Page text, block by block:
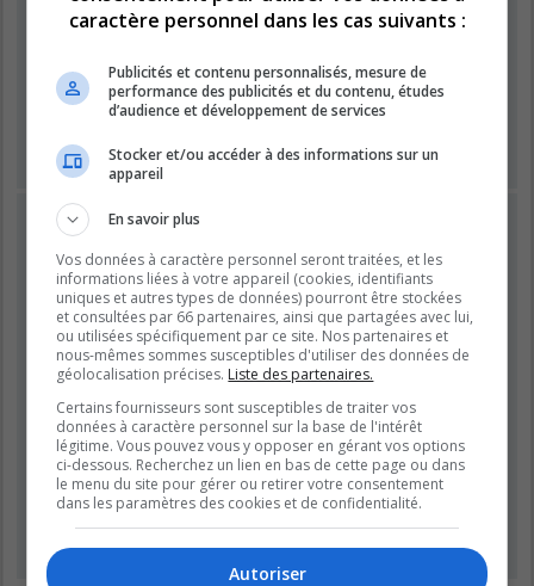
Se souvenir de moi
Masquer ma présence lors de cette session
INSCRIPTION
Vous devez être inscrit avant de pouvoir vous connecter.
L’inscription est rapide et vous offre de nombreux avantages.
Les administrateurs du forum peuvent accorder des
fonctionnalités supplémentaires aux utilisateurs inscrits. Avant
de vous inscrire, assurez-vous d’avoir pris connaissance de
nos conditions d’utilisation et de notre politique de
consulter attentivement toutes les règles du forum lors de votre
navigation.
Conditions d’utilisation| Politique de confidentialité
caractère personnel dans les cas suivants :
Publicités et contenu personnalisés, mesure de
performance des publicités et du contenu, études
d’audience et développement de services
Stocker et/ou accéder à des informations sur un
appareil
En savoir plus
Vos données à caractère personnel seront traitées, et les
informations liées à votre appareil (cookies, identifiants
uniques et autres types de données) pourront être stockées
et consultées par 66 partenaires, ainsi que partagées avec lui,
ou utilisées spécifiquement par ce site. Nos partenaires et
nous-mêmes sommes susceptibles d'utiliser des données de
géolocalisation précises. Liste des partenaires.
Certains fournisseurs sont susceptibles de traiter vos
données à caractère personnel sur la base de l'intérêt
légitime. Vous pouvez vous y opposer en gérant vos options
ci-dessous. Recherchez un lien en bas de cette page ou dans
le menu du site pour gérer ou retirer votre consentement
dans les paramètres des cookies et de confidentialité.
Autoriser